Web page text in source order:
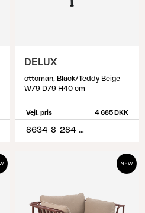
DELUX
ottoman, Black/Teddy Beige
W79 D79 H40 cm
Vejl. pris 4 685 DKK
8634-8-284-79